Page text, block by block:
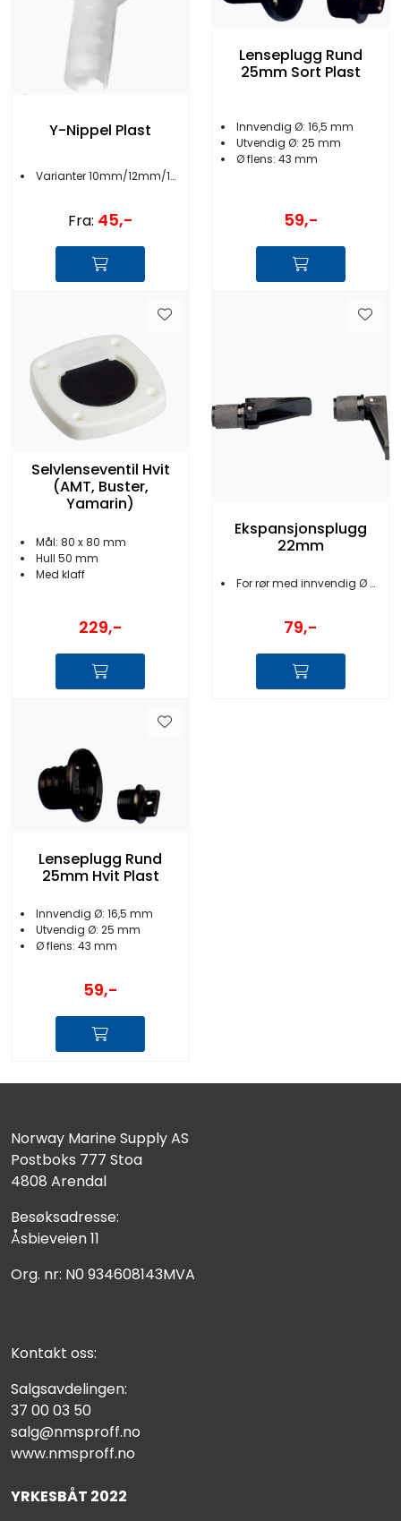
Y-Nippel Plast
Varianter 10mm/12mm/16mm/19mm
Fra: 45,-
Lenseplugg Rund
25mm Sort Plast
Innvendig Ø: 16,5 mm
Utvendig Ø: 25 mm
Ø flens: 43 mm
59,-
Selvlenseventil Hvit
(AMT, Buster,
Yamarin)
Mål: 80 x 80 mm
Hull 50 mm
Med klaff
229,-
Ekspansjonsplugg
22mm
For rør med innvendig Ø 22mm
79,-
Lenseplugg Rund
25mm Hvit Plast
Innvendig Ø: 16,5 mm
Utvendig Ø: 25 mm
Ø flens: 43 mm
59,-
Norway Marine Supply AS
Postboks 777 Stoa
4808 Arendal
Besøksadresse:
Åsbieveien 11
Org. nr: N0 934608143MVA
Kontakt oss:
Salgsavdelingen:
37 00 03 50
salg@nmsproff.no
www.nmsproff.no
YRKESBÅT 2022